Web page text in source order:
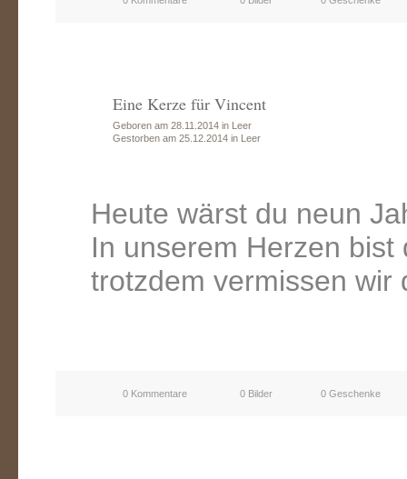
Eine Kerze für Vincent
Geboren am 28.11.2014 in Leer
Gestorben am 25.12.2014 in Leer
Heute wärst du neun
In unserem Herzen
trotzdem vermissen wir
0 Kommentare 0 Bilder 0 Geschenke